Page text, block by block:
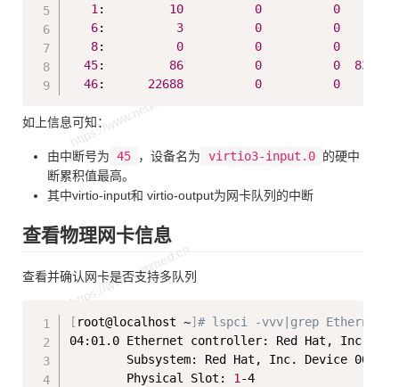
1 : 10 0
0
6: 3 0
0
8: 0 0
0
45: 86 0 0
46: 22688 0 0
如上信息可知：
由中断号为 45 ，设备名为 virtio3-input.0 的硬中
断累积值最高。
其中virtio-input和 virtio-output为网卡队列的中断
查看物理网卡信息
查看并确认网卡是否支持多队列
[ root@localhost ~]# lspci -vvv|grep Ethernet -
04:01.0 Ethernet controller: Red Hat, Inc.
        Subsystem: Red Hat, Inc. Device 0001
        Physical Slot:
1 -4
Copy